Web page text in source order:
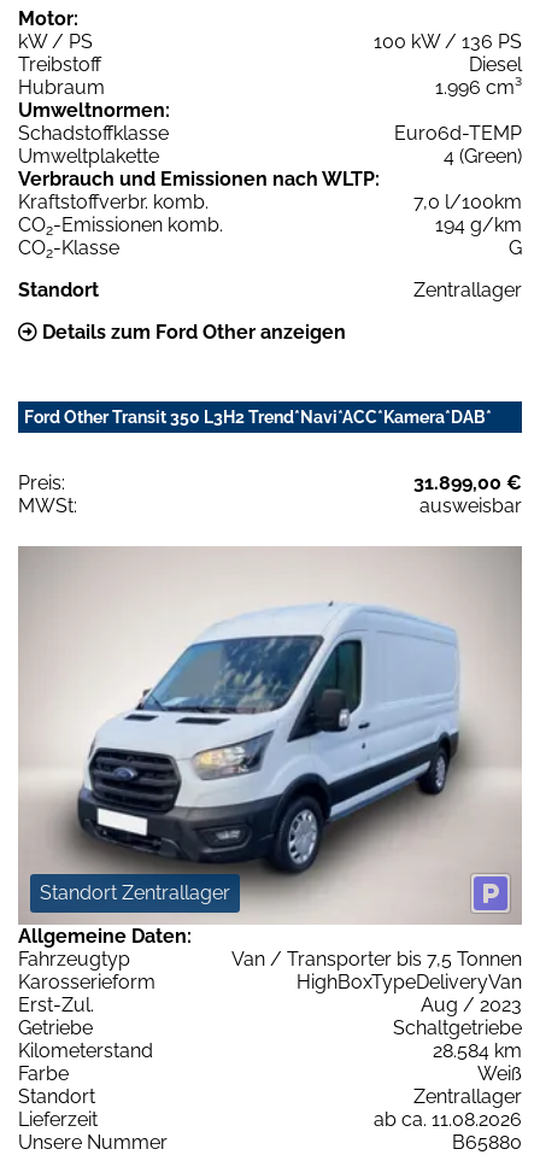
Motor:
kW / PS
100 kW / 136 PS
Treibstoff
Diesel
Hubraum
1.996 cm³
Umweltnormen:
Schadstoffklasse
Euro6d-TEMP
Umweltplakette
4 (Green)
Verbrauch und Emissionen nach WLTP:
Kraftstoffverbr. komb.
7,0 l/100km
CO2-Emissionen komb.
194 g/km
CO2-Klasse
G
Standort
Zentrallager
Details zum Ford Other anzeigen
Ford Other Transit 350 L3H2 Trend*Navi*ACC*Kamera*DAB*
Preis:
31.899,00 €
MWSt:
ausweisbar
Standort Zentrallager
Allgemeine Daten:
Fahrzeugtyp
Van / Transporter bis 7,5 Tonnen
Karosserieform
HighBoxTypeDeliveryVan
Erst-Zul.
Aug / 2023
Getriebe
Schaltgetriebe
Kilometerstand
28.584 km
Farbe
Weiß
Standort
Zentrallager
Lieferzeit
ab ca. 11.08.2026
Unsere Nummer
B65880